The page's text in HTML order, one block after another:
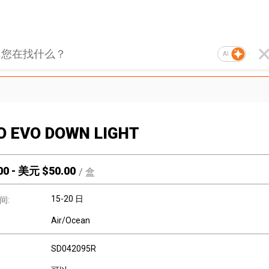
AI
EVO DOWN LIGHT
- 美元 $50.00 / 盒
: 15-20 日
Air/Ocean
SD042095R